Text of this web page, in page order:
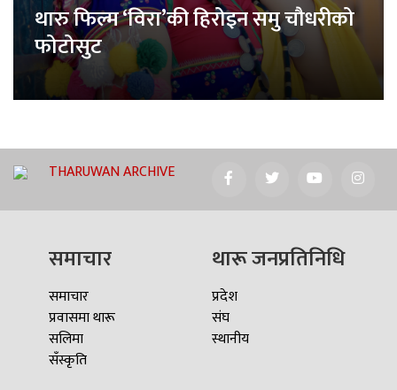
थारु फिल्म ‘विरा’की हिरोइन समु चौधरीको
फोटोसुट
THARUWAN ARCHIVE
समाचार
समाचार
प्रवासमा थारू
सलिमा
सँस्कृति
थारू जनप्रतिनिधि
प्रदेश
संघ
स्थानीय